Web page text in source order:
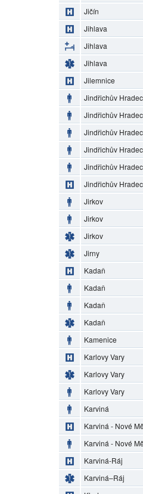
Jičín
Jihlava
Jihlava
Jihlava
Jilemnice
Jindřichův Hradec
Jindřichův Hradec
Jindřichův Hradec
Jindřichův Hradec
Jindřichův Hradec
Jindřichův Hradec
Jirkov
Jirkov
Jirkov
Jirny
Kadaň
Kadaň
Kadaň
Kadaň
Kamenice
Karlovy Vary
Karlovy Vary
Karlovy Vary
Karviná
Karviná - Nové
Karviná - Nové
Karviná-Ráj
Karviná–Ráj